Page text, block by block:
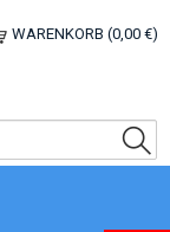
WARENKORB (0,00 €)